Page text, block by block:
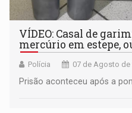
VÍDEO: Casal de
mercúrio em estepe,
Polícia 07 de Agosto de
Prisão aconteceu após a